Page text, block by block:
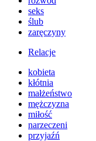
seks
ślub
zaręczyny
Relacje
kobieta
kłótnia
małżeństwo
mężczyzna
miłość
narzeczeni
przyjaźń